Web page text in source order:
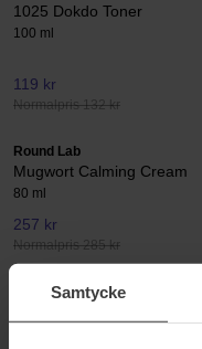
Samtycke
1025 Dokdo Toner
100 ml
119 kr
Normalpris 132 kr
Round Lab
Mugwort Calming Cream
80 ml
257 kr
Normalpris 285 kr
Round Lab